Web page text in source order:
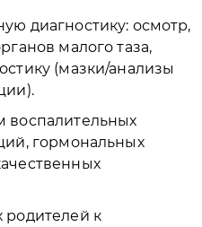
диагностику: осмотр,
малого таза,
(мазки/анализы
гормональных
родителей к